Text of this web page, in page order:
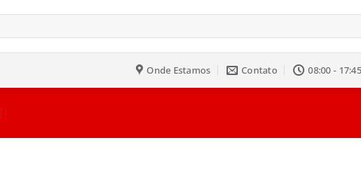
Onde Estamos Contato 08:00 - 17:45